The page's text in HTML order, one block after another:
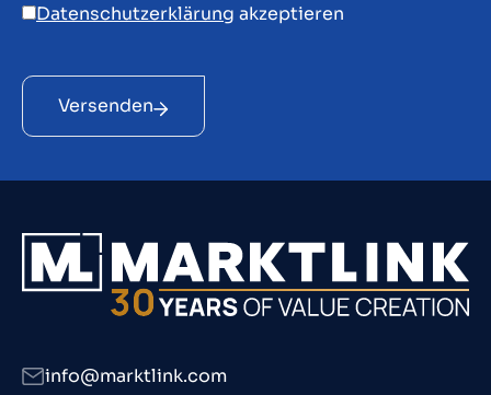
Datenschutzerklärung akzeptieren
Versenden
info@marktlink.com